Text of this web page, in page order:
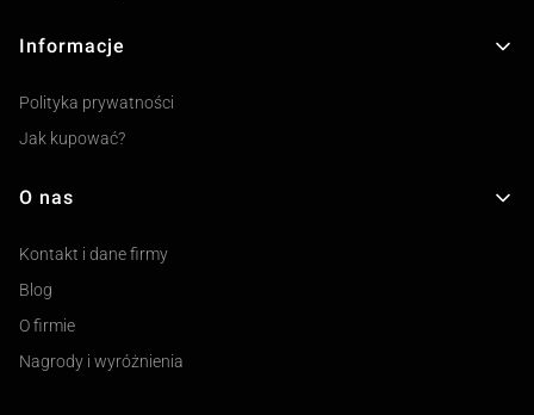
Informacje
Polityka prywatności
Jak kupować?
O nas
Kontakt i dane firmy
Blog
O firmie
Nagrody i wyróżnienia